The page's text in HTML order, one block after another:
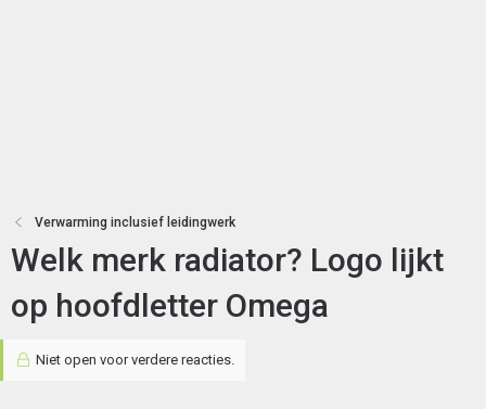
Verwarming inclusief leidingwerk
Welk merk radiator? Logo lijkt
op hoofdletter Omega
Niet open voor verdere reacties.